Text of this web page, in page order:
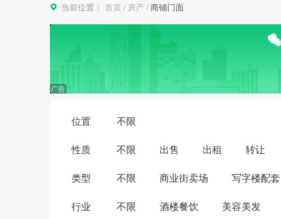
当前位置： 首页 / 房产/商铺门面
位置 不限
性质 不限 出售 出租 转让
类型 不限 商业街卖场 写字楼配套
行业 不限 酒楼餐饮 美容美发